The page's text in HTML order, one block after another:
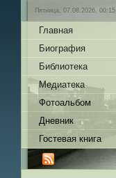
Пятница, 07.08.2026, 00:15
Главная
Биография
Библиотека
Медиатека
Фотоальбом
Дневник
Гостевая книга